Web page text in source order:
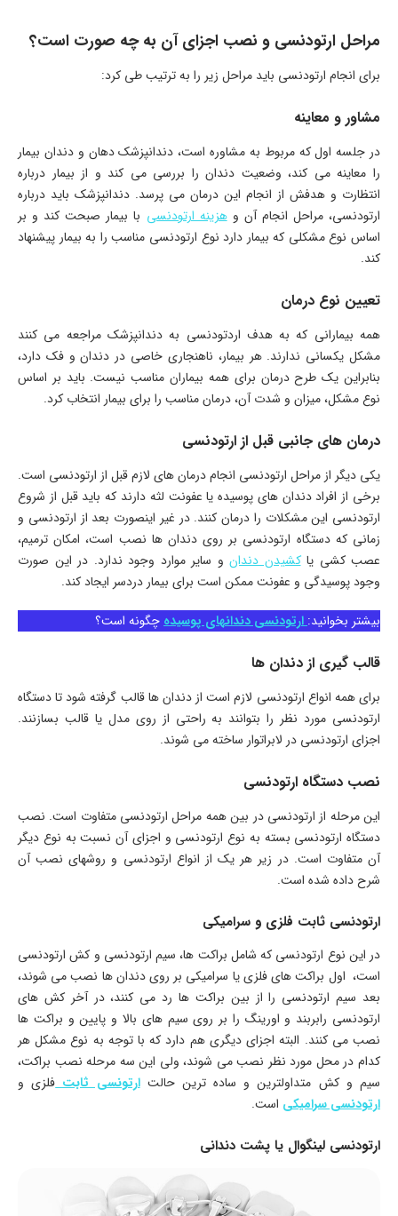
مراحل ارتودنسی و نصب اجزای آن به چه صورت است؟
برای انجام ارتودنسی باید مراحل زیر را به ترتیب طی کرد:
مشاور و معاینه
در جلسه اول که مربوط به مشاوره است، دندانپزشک دهان و دندان بیمار
را معاینه می کند، وضعیت دندان را بررسی می کند و از بیمار درباره
انتظارت و هدفش از انجام این درمان می پرسد. دندانپزشک باید درباره
ارتودنسی، مراحل انجام آن وهزینه ارتودنسی با بیمار صبحت کند و بر
اساس نوع مشکلی که بیمار دارد نوع ارتودنسی مناسب را به بیمار پیشنهاد
کند.
تعیین نوع درمان
همه بیمارانی که به هدف اردتودنسی به دندانپزشک مراجعه می کنند
مشکل یکسانی ندارند. هر بیمار، ناهنجاری خاصی در دندان و فک دارد،
بنابراین یک طرح درمان برای همه بیماران مناسب نیست. باید بر اساس
نوع مشکل، میزان و شدت آن، درمان مناسب را برای بیمار انتخاب کرد.
درمان های جانبی قبل از ارتودنسی
یکی دیگر از مراحل ارتودنسی انجام درمان های لازم قبل از ارتودنسی است.
برخی از افراد دندان های پوسیده یا عفونت لثه دارند که باید قبل از شروع
ارتودنسی این مشکلات را درمان کنند. در غیر اینصورت بعد از ارتودنسی و
زمانی که دستگاه ارتودنسی بر روی دندان ها نصب است، امکان ترمیم،
عصب کشی یاکشیدن دندان و سایر موارد وجود ندارد. در این صورت
وجود پوسیدگی و عفونت ممکن است برای بیمار دردسر ایجاد کند.
بیشتر بخوانید:ارتودنسی دندانهای پوسیدهچگونه است؟
قالب گیری از دندان ها
برای همه انواع ارتودنسی لازم است از دندان ها قالب گرفته شود تا دستگاه
ارتودنسی مورد نظر را بتوانند به راحتی از روی مدل یا قالب بسازنند.
اجزای ارتودنسی در لابراتوار ساخته می شوند.
نصب دستگاه ارتودنسی
این مرحله از ارتودنسی در بین همه مراحل ارتودنسی متفاوت است. نصب
دستگاه ارتودنسی بسته به نوع ارتودنسی و اجزای آن نسبت به نوع دیگر
آن متفاوت است. در زیر هر یک از انواع ارتودنسی و روشهای نصب آن
شرح داده شده است.
ارتودنسی ثابت فلزی و سرامیکی
در این نوع ارتودنسی که شامل براکت ها، سیم ارتودنسی و کش ارتودنسی
است، اول براکت های فلزی یا سرامیکی بر روی دندان ها نصب می شوند،
بعد سیم ارتودنسی را از بین براکت ها رد می کنند، در آخر کش های
ارتودنسی رابربند و اورینگ را بر روی سیم های بالا و پایین و براکت ها
نصب می کنند. البته اجزای دیگری هم دارد که با توجه به نوع مشکل هر
کدام در محل مورد نظر نصب می شوند، ولی این سه مرحله نصب براکت،
سیم و کش متداولترین و ساده ترین حالتارتونسی ثابتفلزی و
ارتودنسی سرامیکی است.
ارتودنسی لینگوال یا پشت دندانی